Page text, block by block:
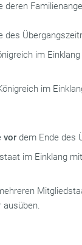
des
im
im
vor dem Ende des
im Einklang
ausüben.